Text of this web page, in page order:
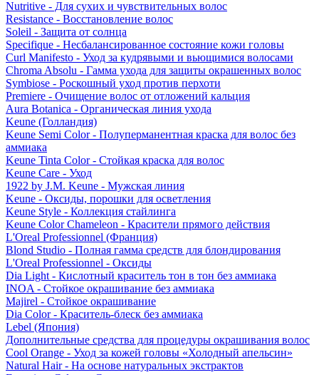
Nutritive - Для сухих и чувствительных волос
Resistance - Восстановление волос
Soleil - Защита от солнца
Specifique - Несбалансированное состояние кожи головы
Curl Manifesto - Уход за кудрявыми и вьющимися волосами
Chroma Absolu - Гамма ухода для защиты окрашенных волос
Symbiose - Роскошный уход против перхоти
Premiere - Очищение волос от отложений кальция
Aura Botanica - Органическая линия ухода
Keune (Голландия)
Keune Semi Color - Полуперманентная краска для волос без
аммиака
Keune Tinta Color - Стойкая краска для волос
Keune Care - Уход
1922 by J.M. Keune - Мужская линия
Keune - Оксиды, порошки для осветления
Keune Style - Коллекция стайлинга
Keune Color Chameleon - Красители прямого действия
L'Oreal Professionnel (Франция)
Blond Studio - Полная гамма средств для блондирования
L'Oreal Professionnel - Оксиды
Dia Light - Кислотный краситель тон в тон без аммиака
INOA - Стойкое окрашивание без аммиака
Majirel - Стойкое окрашивание
Dia Color - Краситель-блеск без аммиака
Lebel (Япония)
Дополнительные средства для процедуры окрашивания волос
Cool Orange - Уход за кожей головы «Холодный апельсин»
Natural Hair - На основе натуральных экстрактов